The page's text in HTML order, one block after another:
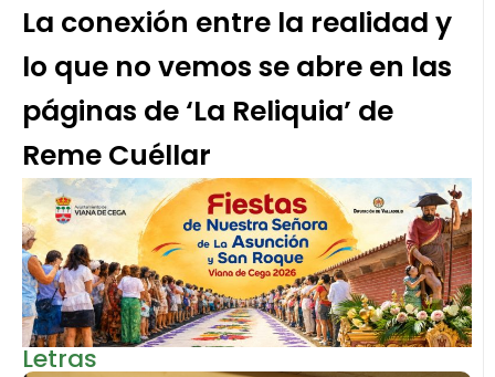
La conexión entre la realidad y
lo que no vemos se abre en las
páginas de ‘La Reliquia’ de
Reme Cuéllar
Letras